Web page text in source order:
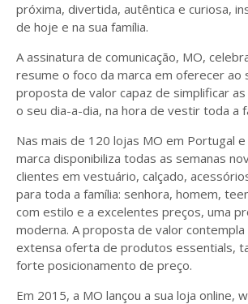
próxima, divertida, autêntica e curiosa,
de hoje e na sua família.
A assinatura de comunicação, MO,
resume o foco da marca em oferecer ao
proposta de valor capaz de simplificar as
o seu dia-a-dia, na hora de vestir toda a
Nas mais de 120 lojas MO em Portugal e
marca disponibiliza todas as semanas
clientes em vestuário, calçado,
para toda a família: senhora, homem,
com estilo e a excelentes preços, uma
moderna. A proposta de valor contempla
extensa oferta de produtos essentials,
forte posicionamento de preço.
Em 2015, a MO lançou a sua loja online,